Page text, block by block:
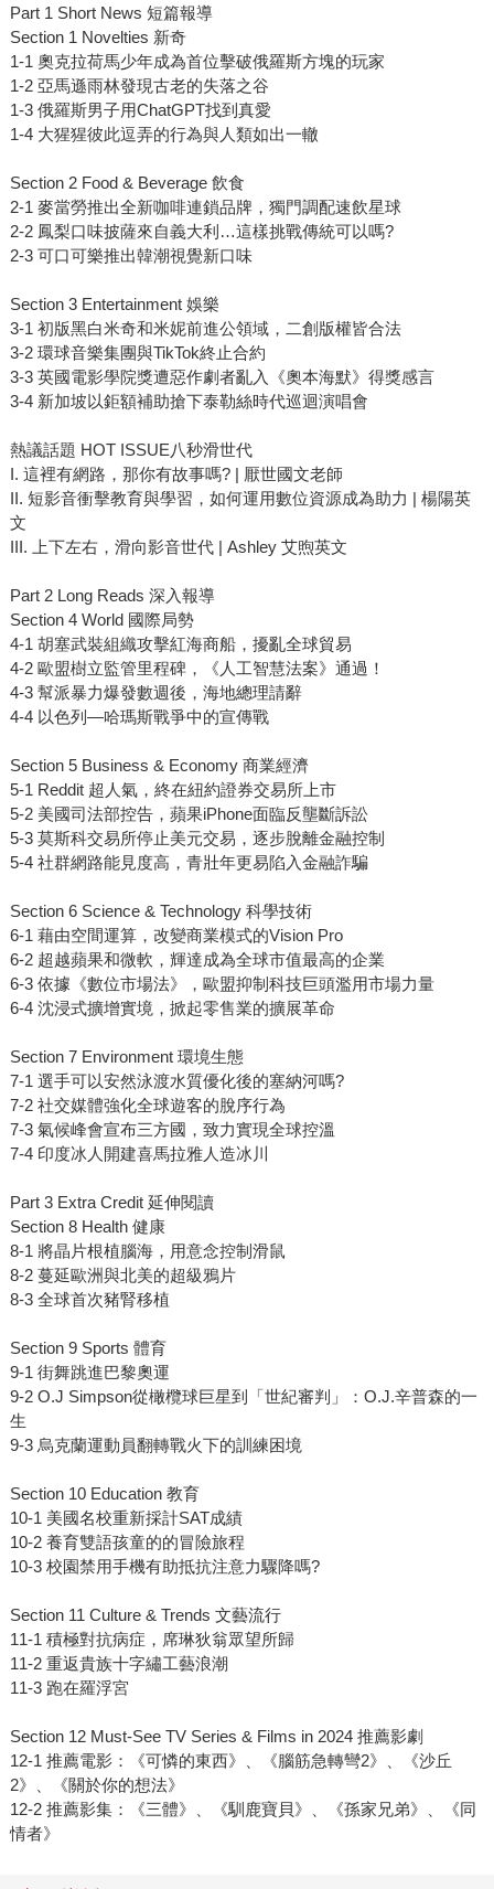
Part 1 Short News 短篇報導
Section 1 Novelties 新奇
1-1 奧克拉荷馬少年成為首位擊破俄羅斯方塊的玩家
1-2 亞馬遜雨林發現古老的失落之谷
1-3 俄羅斯男子用ChatGPT找到真愛
1-4 大猩猩彼此逗弄的行為與人類如出一轍
Section 2 Food & Beverage 飲食
2-1 麥當勞推出全新咖啡連鎖品牌，獨門調配速飲星球
2-2 鳳梨口味披薩來自義大利…這樣挑戰傳統可以嗎?
2-3 可口可樂推出韓潮視覺新口味
Section 3 Entertainment 娛樂
3-1 初版黑白米奇和米妮前進公領域，二創版權皆合法
3-2 環球音樂集團與TikTok終止合約
3-3 英國電影學院獎遭惡作劇者亂入《奧本海默》得獎感言
3-4 新加坡以鉅額補助搶下泰勒絲時代巡迴演唱會
熱議話題 HOT ISSUE八秒滑世代
I. 這裡有網路，那你有故事嗎? | 厭世國文老師
II. 短影音衝擊教育與學習，如何運用數位資源成為助力 | 楊陽英
文
III. 上下左右，滑向影音世代 | Ashley 艾煦英文
Part 2 Long Reads 深入報導
Section 4 World 國際局勢
4-1 胡塞武裝組織攻擊紅海商船，擾亂全球貿易
4-2 歐盟樹立監管里程碑，《人工智慧法案》通過！
4-3 幫派暴力爆發數週後，海地總理請辭
4-4 以色列—哈瑪斯戰爭中的宣傳戰
Section 5 Business & Economy 商業經濟
5-1 Reddit 超人氣，終在紐約證券交易所上市
5-2 美國司法部控告，蘋果iPhone面臨反壟斷訴訟
5-3 莫斯科交易所停止美元交易，逐步脫離金融控制
5-4 社群網路能見度高，青壯年更易陷入金融詐騙
Section 6 Science & Technology 科學技術
6-1 藉由空間運算，改變商業模式的Vision Pro
6-2 超越蘋果和微軟，輝達成為全球市值最高的企業
6-3 依據《數位市場法》，歐盟抑制科技巨頭濫用市場力量
6-4 沈浸式擴增實境，掀起零售業的擴展革命
Section 7 Environment 環境生態
7-1 選手可以安然泳渡水質優化後的塞納河嗎?
7-2 社交媒體強化全球遊客的脫序行為
7-3 氣候峰會宣布三方國，致力實現全球控溫
7-4 印度冰人開建喜馬拉雅人造冰川
Part 3 Extra Credit 延伸閱讀
Section 8 Health 健康
8-1 將晶片根植腦海，用意念控制滑鼠
8-2 蔓延歐洲與北美的超級鴉片
8-3 全球首次豬腎移植
Section 9 Sports 體育
9-1 街舞跳進巴黎奧運
9-2 O.J Simpson從橄欖球巨星到「世紀審判」：O.J.辛普森的一
生
9-3 烏克蘭運動員翻轉戰火下的訓練困境
Section 10 Education 教育
10-1 美國名校重新採計SAT成績
10-2 養育雙語孩童的的冒險旅程
10-3 校園禁用手機有助抵抗注意力驟降嗎?
Section 11 Culture & Trends 文藝流行
11-1 積極對抗病症，席琳狄翁眾望所歸
11-2 重返貴族十字繡工藝浪潮
11-3 跑在羅浮宮
Section 12 Must-See TV Series & Films in 2024 推薦影劇
12-1 推薦電影：《可憐的東西》、《腦筋急轉彎2》、《沙丘
2》、《關於你的想法》
12-2 推薦影集：《三體》、《馴鹿寶貝》、《孫家兄弟》、《同
情者》